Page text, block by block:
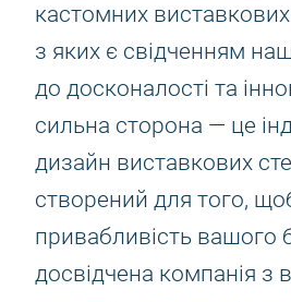
кастомних
з яких є свідченням
до досконалості та
сильна сторона — це
дизайн виставкових
створений для того,
привабливість вашого
досвідчена компанія з